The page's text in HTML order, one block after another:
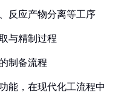
反应产物分离等工序
与精制过程
制备流程
能，在现代化工流程中